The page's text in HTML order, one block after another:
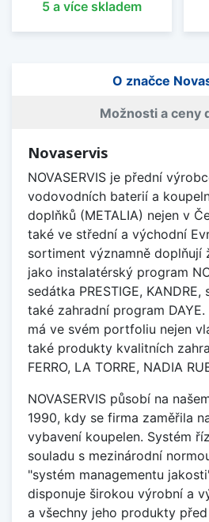
5 a více skladem
O značce
Možnosti a ceny
Novaservis
NOVASERVIS je přední
vodovodních baterií a
doplňků (METALIA) nejen v
také ve střední a východní
sortiment významně doplňují
jako instalatérský program
sedátka PRESTIGE,
také zahradní program
má ve svém portfoliu nejen
také produkty kvalitních
FERRO, LA TORRE, NADIA
NOVASERVIS působí na
1990, kdy se firma zaměřila
vybavení koupelen. Systém
souladu s mezinárodní
"systém managementu
disponuje širokou výrobní a
a všechny jeho produkty